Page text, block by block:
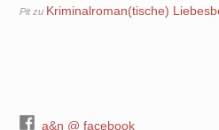
Pitzu Kriminalroman(tische)
a&n @ facebook